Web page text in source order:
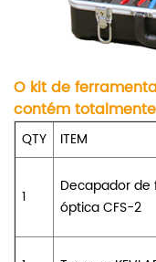
O kit de
contém
QTY ITEM
1
Decapador de
óptica CFS-2